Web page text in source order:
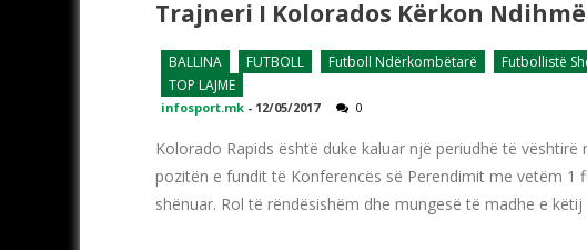
Trajneri I Kolorados Kërkon
BALLINA FUTBOLL Futboll Ndërkombëtarë Futbollistë
TOP LAJME
infosport.mk - 12/05/2017 0
Kolorado Rapids është duke kaluar një periudhë të
pozitën e fundit të Konferencës së Perendimit me vetëm
shënuar. Rol të rëndësishëm dhe mungesë të madhe e këtij